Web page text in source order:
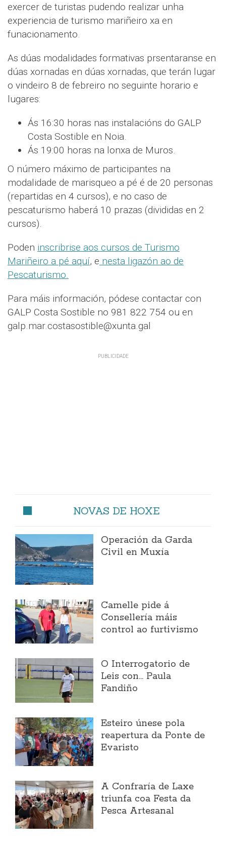
exercer de turistas pudendo realizar unha
experiencia de turismo mariñeiro xa en
funacionamento.
As dúas modalidades formativas prsentaranse en
dúas xornadas en dúas xornadas, que terán lugar
o vindeiro 8 de febreiro no seguinte horario e
lugares:
Ás 16:30 horas nas instalacións do GALP
Costa Sostible en Noia.
Ás 19:00 horas na lonxa de Muros.
O número máximo de participantes na
modalidade de marisqueo a pé é de 20 personas
(repartidas en 4 cursos), e no caso de
pescaturismo haberá 10 prazas (divididas en 2
cursos).
Poden inscribrise aos cursos de Turismo
Mariñeiro a pé aquí, e nesta ligazón ao de
Pescaturismo.
Para máis información, pódese contactar con
GALP Costa Sostible no 981 822 754 ou en
galp.mar.costasostible@xunta.gal
NOVAS DE HOXE
Operación da Garda
Civil en Muxía
Camelle pide á
Consellería máis
control ao furtivismo
O Interrogatorio de
Leis con... Paula
Fandiño
Esteiro únese pola
reapertura da Ponte de
Evaristo
A Confraría de Laxe
triunfa coa Festa da
Pesca Artesanal